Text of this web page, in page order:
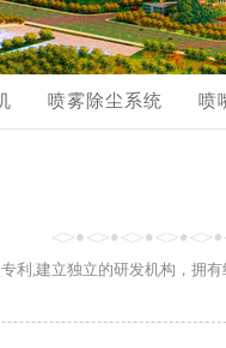
产品视频展示
喷雾除尘系统 喷
利,建立独立的研发机构，拥